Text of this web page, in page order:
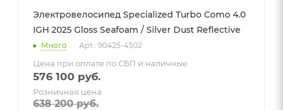
Электровелосипед Specialized Turbo Como 4.0
IGH 2025 Gloss Seafoam / Silver Dust Reflective
Много Арт.: 90425-4502
Цена при оплате по СБП и наличные
576 100 руб.
Розничная цена
638 200руб.